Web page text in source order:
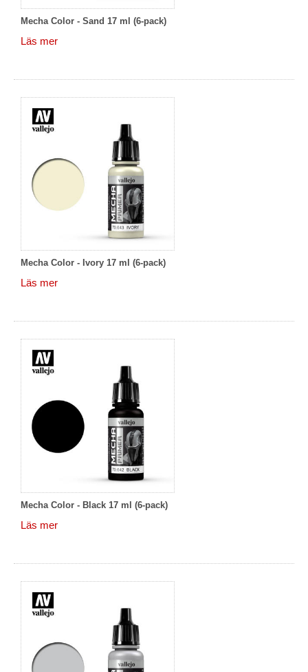
Mecha Color - Sand 17 ml (6-pack)
Läs mer
Mecha Color - Ivory 17 ml (6-pack)
Läs mer
Mecha Color - Black 17 ml (6-pack)
Läs mer